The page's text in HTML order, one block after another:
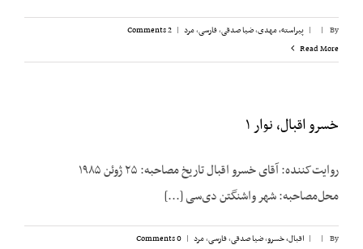
By
|
| پیراسته، مهدی,ضیا صدقی,فارسی,مرد |
2 Comments
Read More
خسرو اقبال، نوار ۱
روایت‌کننده: آقای خسرو اقبال تاریخ مصاحبه: ۲۵ ژوئن ۱۹۸۵
محل‌مصاحبه: شهر واشنگتن دی‌سی [...]
By
|
| اقبال، خسرو,ضیا صدقی,فارسی,مرد |
0 Comments